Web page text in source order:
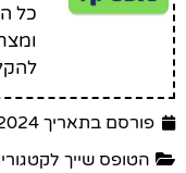
כל
פורסם בתאריך 12/07/2024
הטופס שייך